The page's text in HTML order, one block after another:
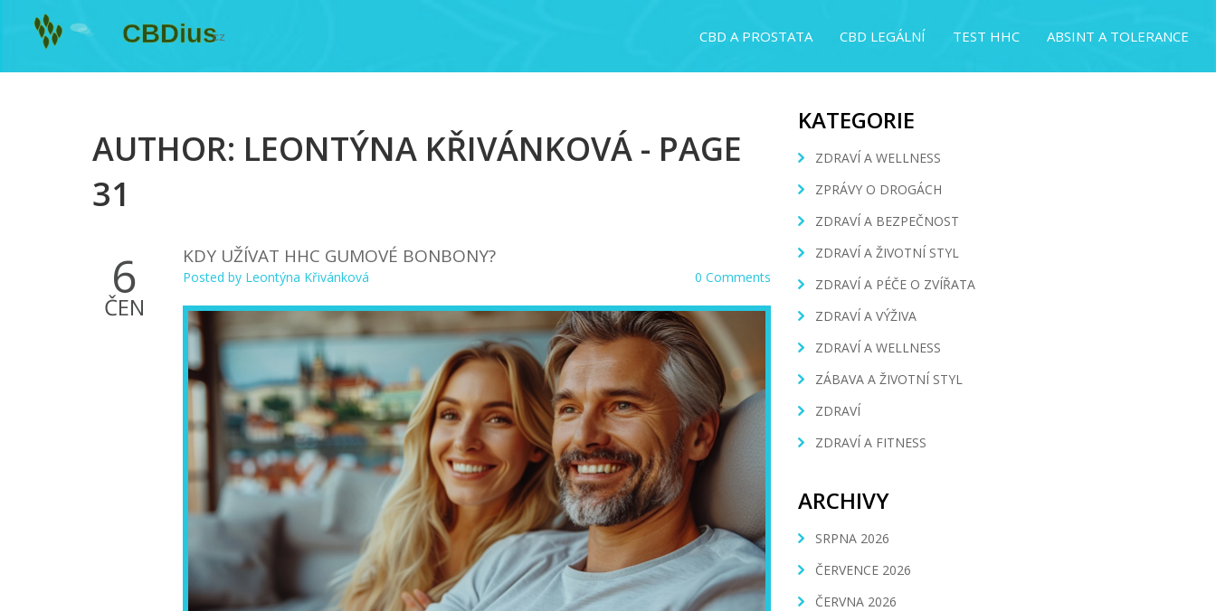
CBD A PROSTATA CBD LEGÁLNÍ TEST HHC ABSINT A TOLERANCE
AUTHOR: LEONTÝNA KŘIVÁNKOVÁ - PAGE
31
6
ČEN
KDY UŽÍVAT HHC GUMOVÉ BONBONY?
Posted by Leontýna Křivánková 0 Comments
KATEGORIE
ZDRAVÍ A WELLNESS
ZPRÁVY O DROGÁCH
ZDRAVÍ A BEZPEČNOST
ZDRAVÍ A ŽIVOTNÍ STYL
ZDRAVÍ A PÉČE O ZVÍŘATA
ZDRAVÍ A VÝŽIVA
ZDRAVÍ A WELLNESS
ZÁBAVA A ŽIVOTNÍ STYL
ZDRAVÍ
ZDRAVÍ A FITNESS
ARCHIVY
SRPNA 2026
ČERVENCE 2026
ČERVNA 2026